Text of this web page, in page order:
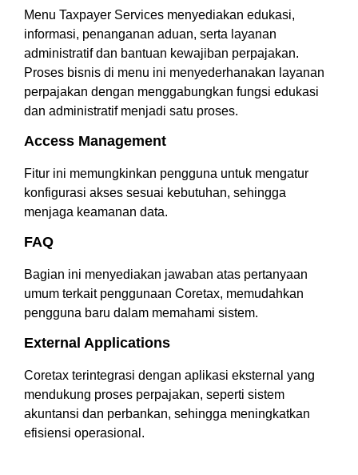
Menu Taxpayer Services menyediakan edukasi,
informasi, penanganan aduan, serta layanan
administratif dan bantuan kewajiban perpajakan.
Proses bisnis di menu ini menyederhanakan layanan
perpajakan dengan menggabungkan fungsi edukasi
dan administratif menjadi satu proses.
Access Management
Fitur ini memungkinkan pengguna untuk mengatur
konfigurasi akses sesuai kebutuhan, sehingga
menjaga keamanan data.
FAQ
Bagian ini menyediakan jawaban atas pertanyaan
umum terkait penggunaan Coretax, memudahkan
pengguna baru dalam memahami sistem.
External Applications
Coretax terintegrasi dengan aplikasi eksternal yang
mendukung proses perpajakan, seperti sistem
akuntansi dan perbankan, sehingga meningkatkan
efisiensi operasional.